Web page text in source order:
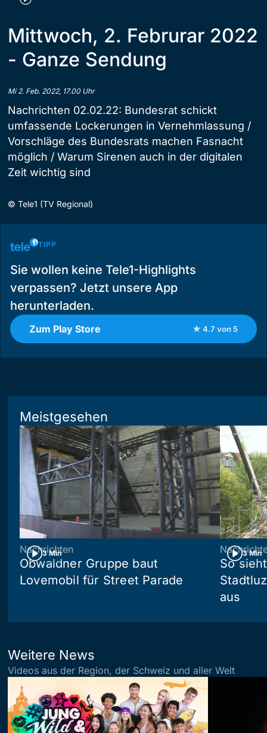
Mittwoch, 2. Februrar 2022
- Ganze Sendung
Mi 2. Feb. 2022, 17.00 Uhr
Nachrichten 02.02.22: Bundesrat schickt
umfassende Lockerungen in Vernehmlassung /
Vorschläge des Bundesrats machen Fasnacht
möglich / Warum Sirenen auch in der digitalen
Zeit wichtig sind
© Tele1 (TV Regional)
TIPP
Sie wollen keine Tele1-Highlights
verpassen? Jetzt unsere App
herunterladen.
Zum Play Store ★ 4.7 von 5
Meistgesehen
3 Min
Nachrichten
Obwaldner Gruppe baut
Lovemobil für Street Parade
3 Min
So
aus
Weitere News
Videos aus der Region, der Schweiz und aller Welt